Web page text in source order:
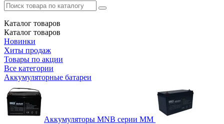
Каталог товаров
Каталог товаров
Новинки
Хиты продаж
Товары по акции
Все категории
Аккумуляторные батареи
Аккумуляторы MNB серии MM